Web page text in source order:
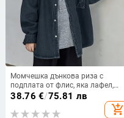
Момчешка дънкова риза с
подплата от флис, яка лафел,
дълги ръкави, 80% памук / 20%
полиестер, меко третиране, есен
2025
38.76 €/75.81 лв
add_shopping_cart